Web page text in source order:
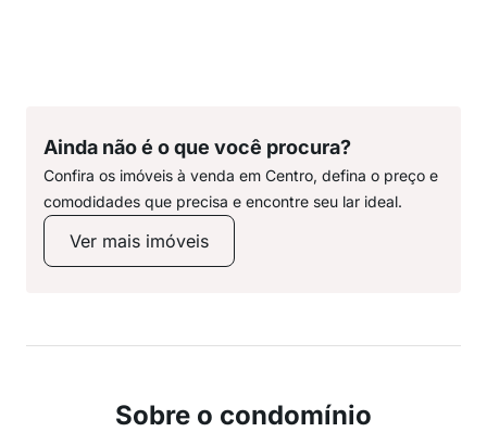
Ainda não é o que você procura?
Confira os imóveis à venda em Centro, defina o preço e
comodidades que precisa e encontre seu lar ideal.
Ver mais imóveis
Sobre o condomínio